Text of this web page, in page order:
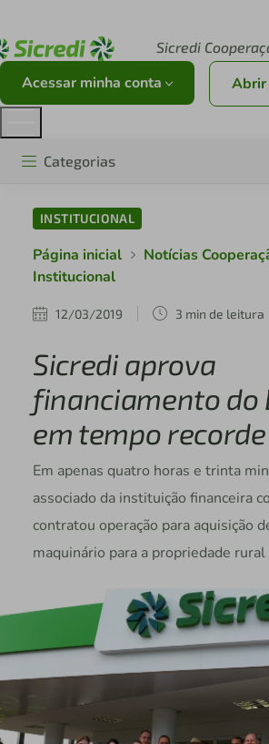
Sicredi
Acessar minha conta Abrir
Categorias
INSTITUCIONAL
Página inicial
Notícias
Institucional
12/03/2019 3 min de leitura
Sicredi aprova
financiamento do
em tempo recorde
Em apenas quatro horas e trinta
associado da instituição financeira
contratou operação para aquisição
maquinário para a propriedade rural